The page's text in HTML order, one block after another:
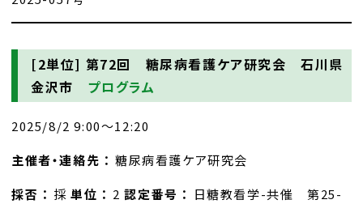
[2単位] 第72回 糖尿病看護ケア研究会 石川県
金沢市 プログラム
2025/8/2 9:00～12:20
主催者・連絡先 ： 糖尿病看護ケア研究会
採否 ： 採単位 ： 2認定番号 ： 日糖教看学-共催 第25-